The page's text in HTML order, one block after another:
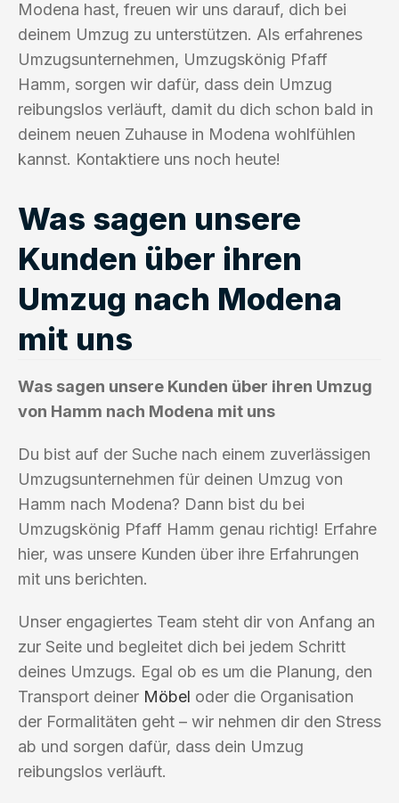
Modena hast, freuen wir uns darauf, dich bei
deinem Umzug zu unterstützen. Als erfahrenes
Umzugsunternehmen, Umzugskönig Pfaff
Hamm, sorgen wir dafür, dass dein Umzug
reibungslos verläuft, damit du dich schon bald in
deinem neuen Zuhause in Modena wohlfühlen
kannst. Kontaktiere uns noch heute!
Was sagen unsere
Kunden über ihren
Umzug nach Modena
mit uns
Was sagen unsere Kunden über ihren Umzug
von Hamm nach Modena mit uns
Du bist auf der Suche nach einem zuverlässigen
Umzugsunternehmen für deinen Umzug von
Hamm nach Modena? Dann bist du bei
Umzugskönig Pfaff Hamm genau richtig! Erfahre
hier, was unsere Kunden über ihre Erfahrungen
mit uns berichten.
Unser engagiertes Team steht dir von Anfang an
zur Seite und begleitet dich bei jedem Schritt
deines Umzugs. Egal ob es um die Planung, den
Transport deiner Möbel oder die Organisation
der Formalitäten geht – wir nehmen dir den Stress
ab und sorgen dafür, dass dein Umzug
reibungslos verläuft.